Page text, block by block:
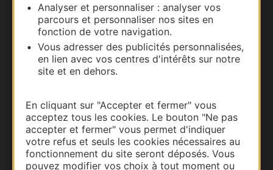
Analyser et personnaliser : analyser vos
parcours et personnaliser nos sites en
fonction de votre navigation.
Vous adresser des publicités personnalisées,
en lien avec vos centres d'intérêts sur notre
site et en dehors.
En cliquant sur "Accepter et fermer" vous
acceptez tous les cookies. Le bouton "Ne pas
accepter et fermer" vous permet d'indiquer
votre refus et seuls les cookies nécessaires au
fonctionnement du site seront déposés. Vous
pouvez modifier vos choix à tout moment ou
Carte interactive
Documentation